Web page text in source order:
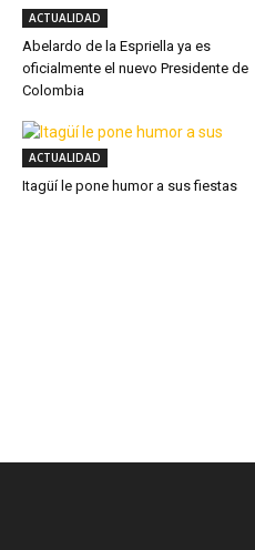
ACTUALIDAD
Abelardo de la Espriella ya es
oficialmente el nuevo Presidente de
Colombia
ACTUALIDAD
Itagüí le pone humor a sus fiestas